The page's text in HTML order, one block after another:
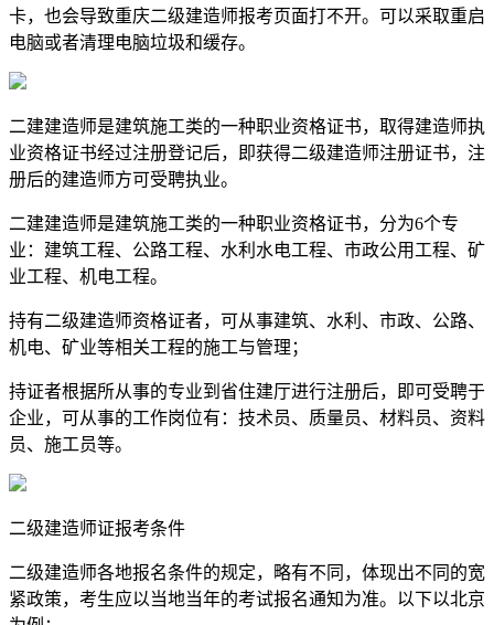
卡，也会导致重庆二级建造师报考页面打不开。可以采取重启
电脑或者清理电脑垃圾和缓存。
二建建造师是建筑施工类的一种职业资格证书，取得建造师执
业资格证书经过注册登记后，即获得二级建造师注册证书，注
册后的建造师方可受聘执业。
二建建造师是建筑施工类的一种职业资格证书，分为6个专
业：建筑工程、公路工程、水利水电工程、市政公用工程、矿
业工程、机电工程。
持有二级建造师资格证者，可从事建筑、水利、市政、公路、
机电、矿业等相关工程的施工与管理；
持证者根据所从事的专业到省住建厅进行注册后，即可受聘于
企业，可从事的工作岗位有：技术员、质量员、材料员、资料
员、施工员等。
二级建造师证报考条件
二级建造师各地报名条件的规定，略有不同，体现出不同的宽
紧政策，考生应以当地当年的考试报名通知为准。以下以北京